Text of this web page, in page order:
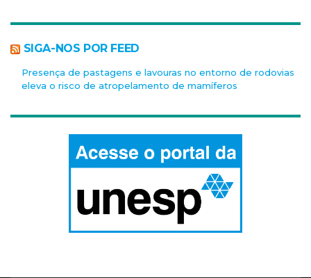
SIGA-NOS POR FEED
Presença de pastagens e lavouras no entorno de rodovias
eleva o risco de atropelamento de mamíferos